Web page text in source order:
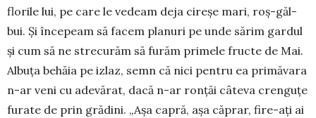
florile lui, pe care le vedeam deja cireșe mari, roș-găl­
bui. Și începeam să facem pla­nuri pe unde sărim gardul
și cum să ne strecurăm să furăm primele fructe de Mai.
Albuța behăia pe izlaz, semn că nici pentru ea primăvara
n-ar veni cu adevărat, dacă n-ar ronțăi câteva cren­gu­țe
furate de prin grădini. „Așa capră, așa căprar, fire-ați ai